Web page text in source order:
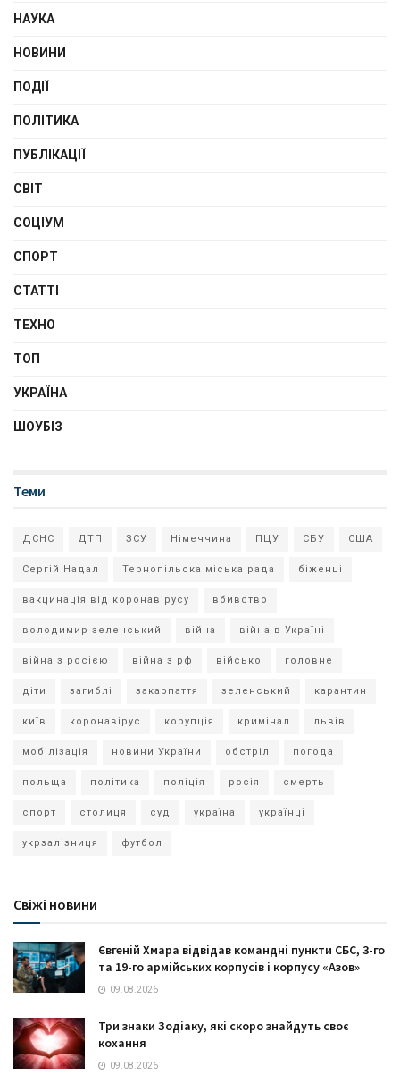
НАУКА
НОВИНИ
ПОДІЇ
ПОЛІТИКА
ПУБЛІКАЦІЇ
СВІТ
СОЦІУМ
СПОРТ
СТАТТІ
ТЕХНО
ТОП
УКРАЇНА
ШОУБІЗ
Теми
ДСНС ДТП ЗСУ Німеччина ПЦУ СБУ США
Сергій Надал Тернопільска міська рада біженці
вакцинація від коронавірусу вбивство
володимир зеленський війна війна в Україні
війна з росією війна з рф військо головне
діти загиблі закарпаття зеленський карантин
київ коронавірус корупція кримінал львів
мобілізація новини України обстріл погода
польща політика поліція росія смерть
спорт столиця суд україна українці
укрзалізниця футбол
Свіжі новини
Євгеній Хмара відвідав командні пункти СБС, 3-го
та 19-го армійських корпусів і корпусу «Азов»
09.08.2026
Три знаки Зодіаку, які скоро знайдуть своє
кохання
09.08.2026